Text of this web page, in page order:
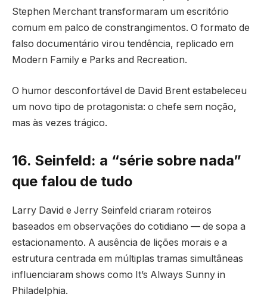
Stephen Merchant transformaram um escritório
comum em palco de constrangimentos. O formato de
falso documentário virou tendência, replicado em
Modern Family e Parks and Recreation.
O humor desconfortável de David Brent estabeleceu
um novo tipo de protagonista: o chefe sem noção,
mas às vezes trágico.
16. Seinfeld: a “série sobre nada”
que falou de tudo
Larry David e Jerry Seinfeld criaram roteiros
baseados em observações do cotidiano — de sopa a
estacionamento. A ausência de lições morais e a
estrutura centrada em múltiplas tramas simultâneas
influenciaram shows como It’s Always Sunny in
Philadelphia.